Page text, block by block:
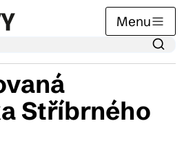
Menu
Stříbrného